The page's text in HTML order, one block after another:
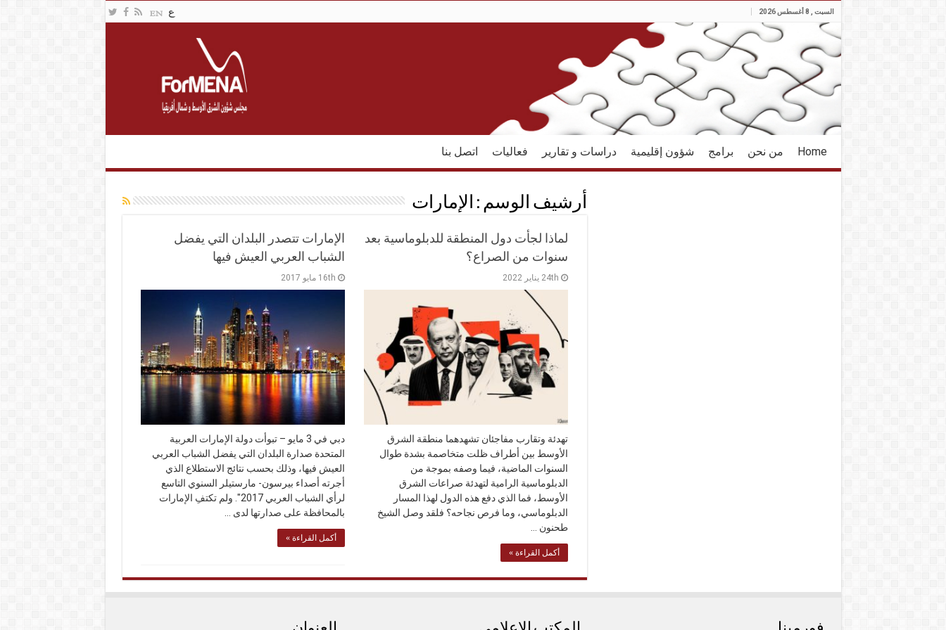
السبت , 8 أغسطس 2026
Home من نحن برامج شؤون إقليمية دراسات و تقارير فعاليات اتصل بنا
أرشيف الوسم : الإمارات
لماذا لجأت دول المنطقة للدبلوماسية بعد
سنوات من الصراع؟
24th يناير 2022
تهدئة وتقارب مفاجئان تشهدهما منطقة الشرق
الأوسط بين أطراف ظلت متخاصمة بشدة طوال
السنوات الماضية، فيما وصفه بموجة من
الدبلوماسية الرامية لتهدئة صراعات الشرق
الأوسط، فما الذي دفع هذه الدول لهذا المسار
الدبلوماسي، وما فرص نجاحه؟ فلقد وصل الشيخ
طحنون …
أكمل القراءة »
الإمارات تتصدر البلدان التي يفضل
الشباب العربي العيش فيها
16th مايو 2017
دبي في 3 مايو – تبوأت دولة الإمارات العربية
المتحدة صدارة البلدان التي يفضل الشباب العربي
العيش فيها، وذلك بحسب نتائج الاستطلاع الذي
أجرته أصداء بيرسون- مارستيلر السنوي التاسع
لرأي الشباب العربي 2017″. ولم تكتفِ الإمارات
بالمحافظة على صدارتها لدى …
أكمل القراءة »